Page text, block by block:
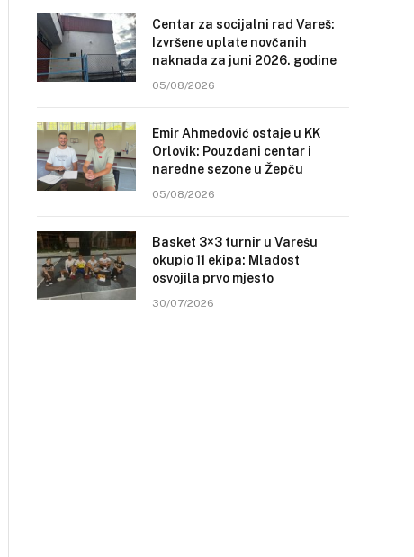
Centar za socijalni rad Vareš:
Izvršene uplate novčanih
naknada za juni 2026. godine
05/08/2026
Emir Ahmedović ostaje u KK
Orlovik: Pouzdani centar i
naredne sezone u Žepču
05/08/2026
Basket 3×3 turnir u Varešu
okupio 11 ekipa: Mladost
osvojila prvo mjesto
30/07/2026